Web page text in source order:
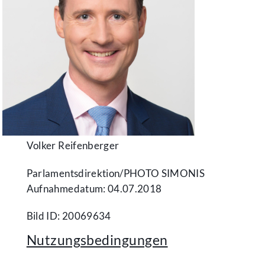
Volker Reifenberger
Parlamentsdirektion/​PHOTO SIMONIS
Aufnahmedatum: 04.07.2018
Bild ID: 20069634
Nutzungsbedingungen